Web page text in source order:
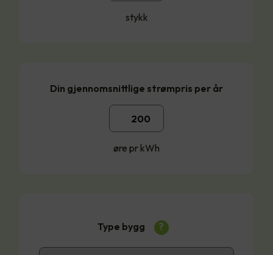
stykk
Din gjennomsnittlige strømpris per år
øre pr kWh
Type bygg ?